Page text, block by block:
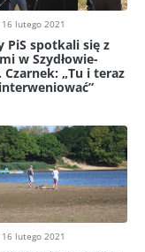
lutego 2021
PiS spotkali się z
w Szydłowie-
Czarnek: „Tu i teraz
lutego 2021